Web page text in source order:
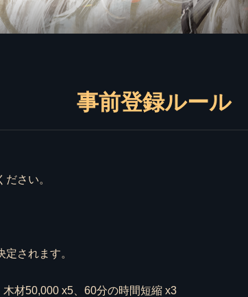
事前登録ルール
さい。
されます。
材50,000 x5、60分の時間短縮 x3